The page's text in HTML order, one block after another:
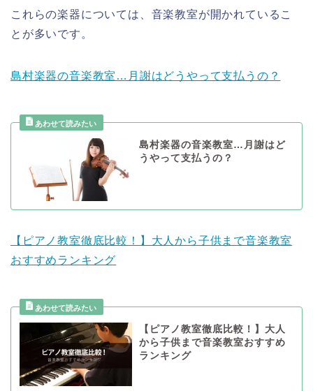
これらの楽器については、音楽教室が開かれているこ
とが多いです。
島村楽器の音楽教室…月謝はどうやって支払うの？
島村楽器の音楽教室…月謝はど
うやって支払うの？
【ピアノ教室徹底比較！】大人から子供まで音楽教室
おすすめランキング
【ピアノ教室徹底比較！】大人
から子供まで音楽教室おすすめ
ランキング